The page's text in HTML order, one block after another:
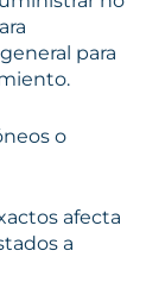
para
o
afecta
a